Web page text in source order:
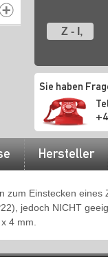
Z - I,
Sie haben
Hersteller
zum Einstecken
jedoch NICHT
4 mm.